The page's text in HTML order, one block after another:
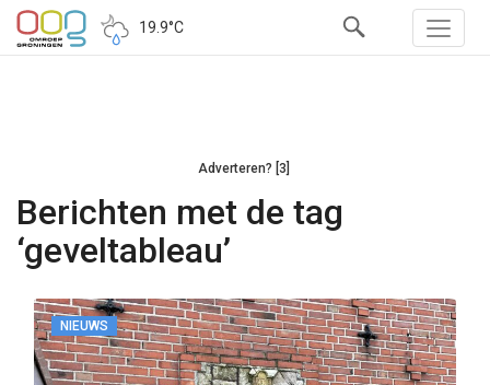
19.9°C
Adverteren? [3]
Berichten met de tag
‘geveltableau’
NIEUWS